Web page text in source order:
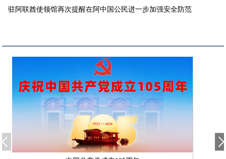
要求
驻阿联酋使领馆再次提醒在阿中国公民进一步加强安全防范